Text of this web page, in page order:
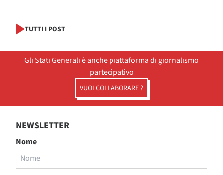
TUTTI I POST
Gli Stati Generali è anche piattaforma di giornalismo
partecipativo
VUOI COLLABORARE ?
NEWSLETTER
Nome